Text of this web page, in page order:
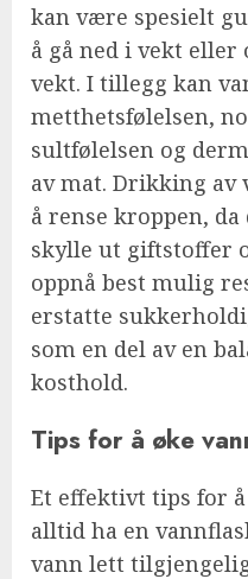
kan være spesielt
å gå ned i vekt
vekt. I tillegg kan
metthetsfølelsen,
sultfølelsen og
av mat. Drikking av
å rense kroppen,
skylle ut giftstoffer
oppnå best mulig
erstatte
som en del av en
kosthold.
Tips for å øke
Et effektivt tips for
alltid ha en
vann lett